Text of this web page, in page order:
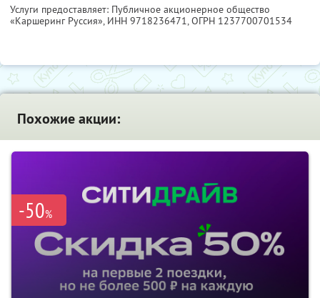
Услуги предоставляет: Публичное акционерное общество
«Каршеринг Руссия», ИНН 9718236471, ОГРН 1237700701534
Похожие акции:
-50%